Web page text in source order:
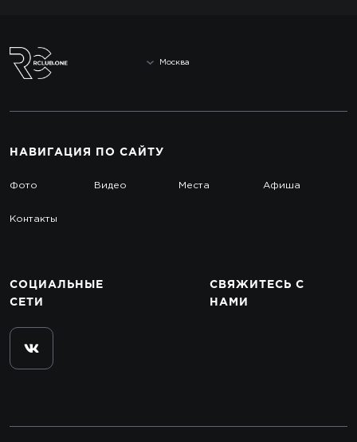
Москва
НАВИГАЦИЯ ПО САЙТУ
Фото Видео Места Афиша
Контакты
СОЦИАЛЬНЫЕ
СЕТИ
СВЯЖИТЕСЬ С
НАМИ